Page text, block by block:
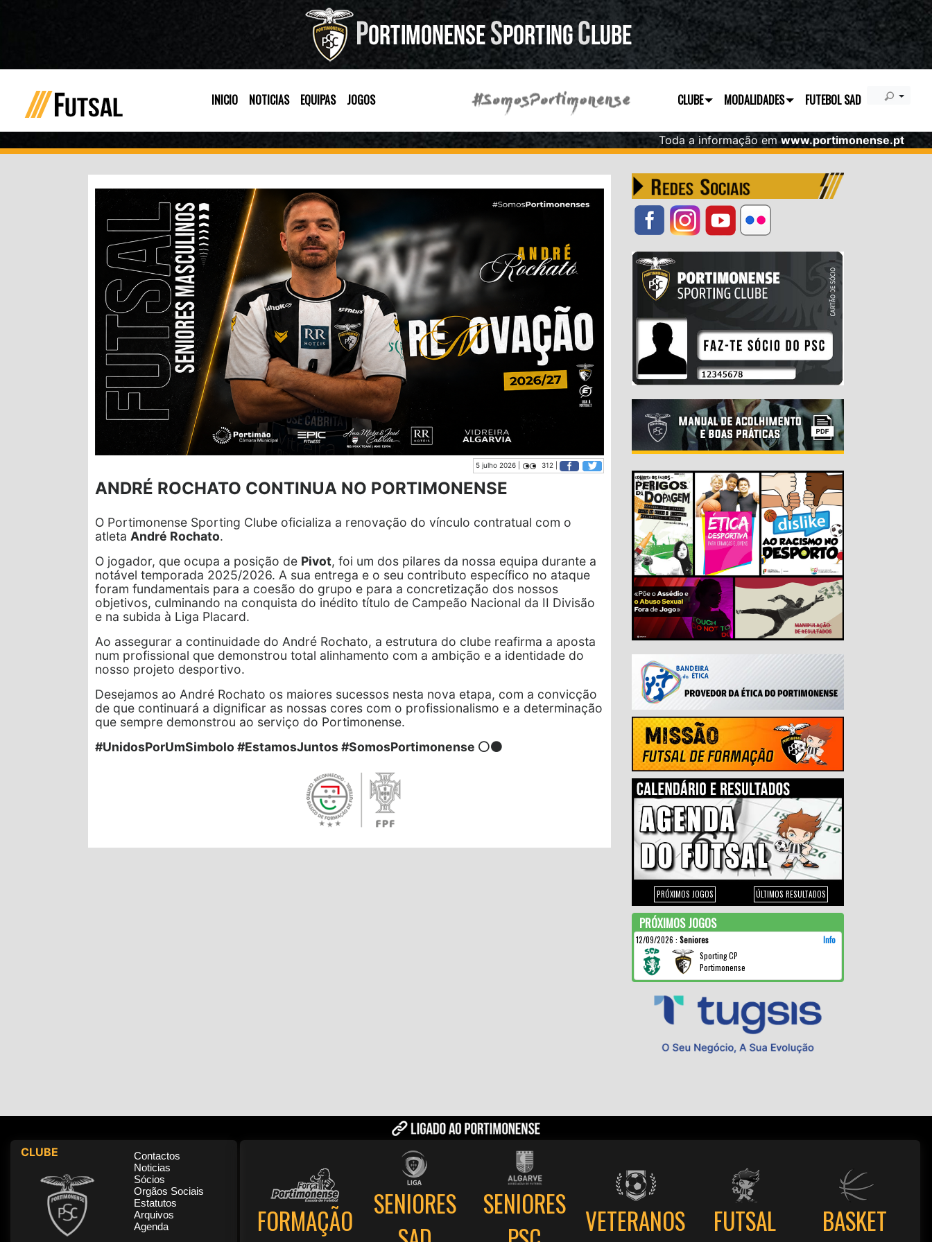
INICIO NOTICIAS EQUIPAS JOGOS CLUBE MODALIDADES FUTEBOL SAD
Toda a informação emwww.portimonense.pt
5 julho 2026 | 312 |
ANDRÉ ROCHATO CONTINUA NO PORTIMONENSE
O Portimonense Sporting Clube oficializa a renovação do vínculo contratual com o
atleta André Rochato.
O jogador, que ocupa a posição de Pivot, foi um dos pilares da nossa equipa durante a
notável temporada 2025/2026. A sua entrega e o seu contributo específico no ataque
foram fundamentais para a coesão do grupo e para a concretização dos nossos
objetivos, culminando na conquista do inédito título de Campeão Nacional da II Divisão
e na subida à Liga Placard.
Ao assegurar a continuidade do André Rochato, a estrutura do clube reafirma a aposta
num profissional que demonstrou total alinhamento com a ambição e a identidade do
nosso projeto desportivo.
Desejamos ao André Rochato os maiores sucessos nesta nova etapa, com a convicção
de que continuará a dignificar as nossas cores com o profissionalismo e a determinação
que sempre demonstrou ao serviço do Portimonense.
#UnidosPorUmSimbolo #EstamosJuntos #SomosPortimonense ⚪⚫
PRÓXIMOS JOGOS ÚLTIMOS RESULTADOS
PRÓXIMOS JOGOS
12/09/2026 : Seniores
Info
Sporting CP
Portimonense
CLUBE
Contactos
Noticias
Sócios
Orgãos Sociais
Estatutos
Arquivos
Agenda
FORMAÇÃO
SENIORES
SENIORES
VETERANOS FUTSAL BASKET